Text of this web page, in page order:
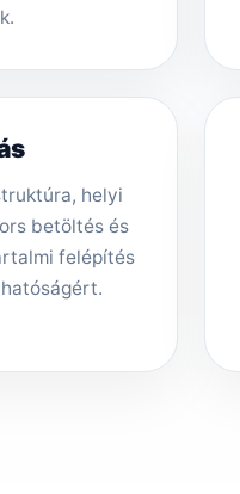
helyi
betöltés és
felépítés